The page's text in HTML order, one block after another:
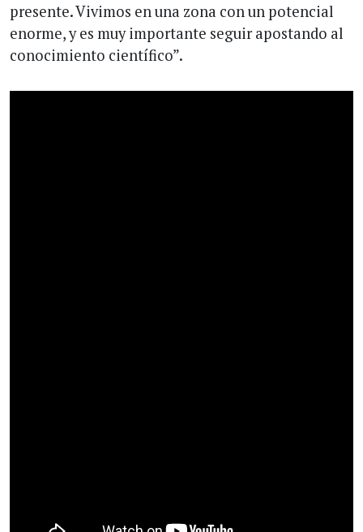
presente. Vivimos en una zona con un potencial
enorme, y es muy importante seguir apostando al
conocimiento científico”.